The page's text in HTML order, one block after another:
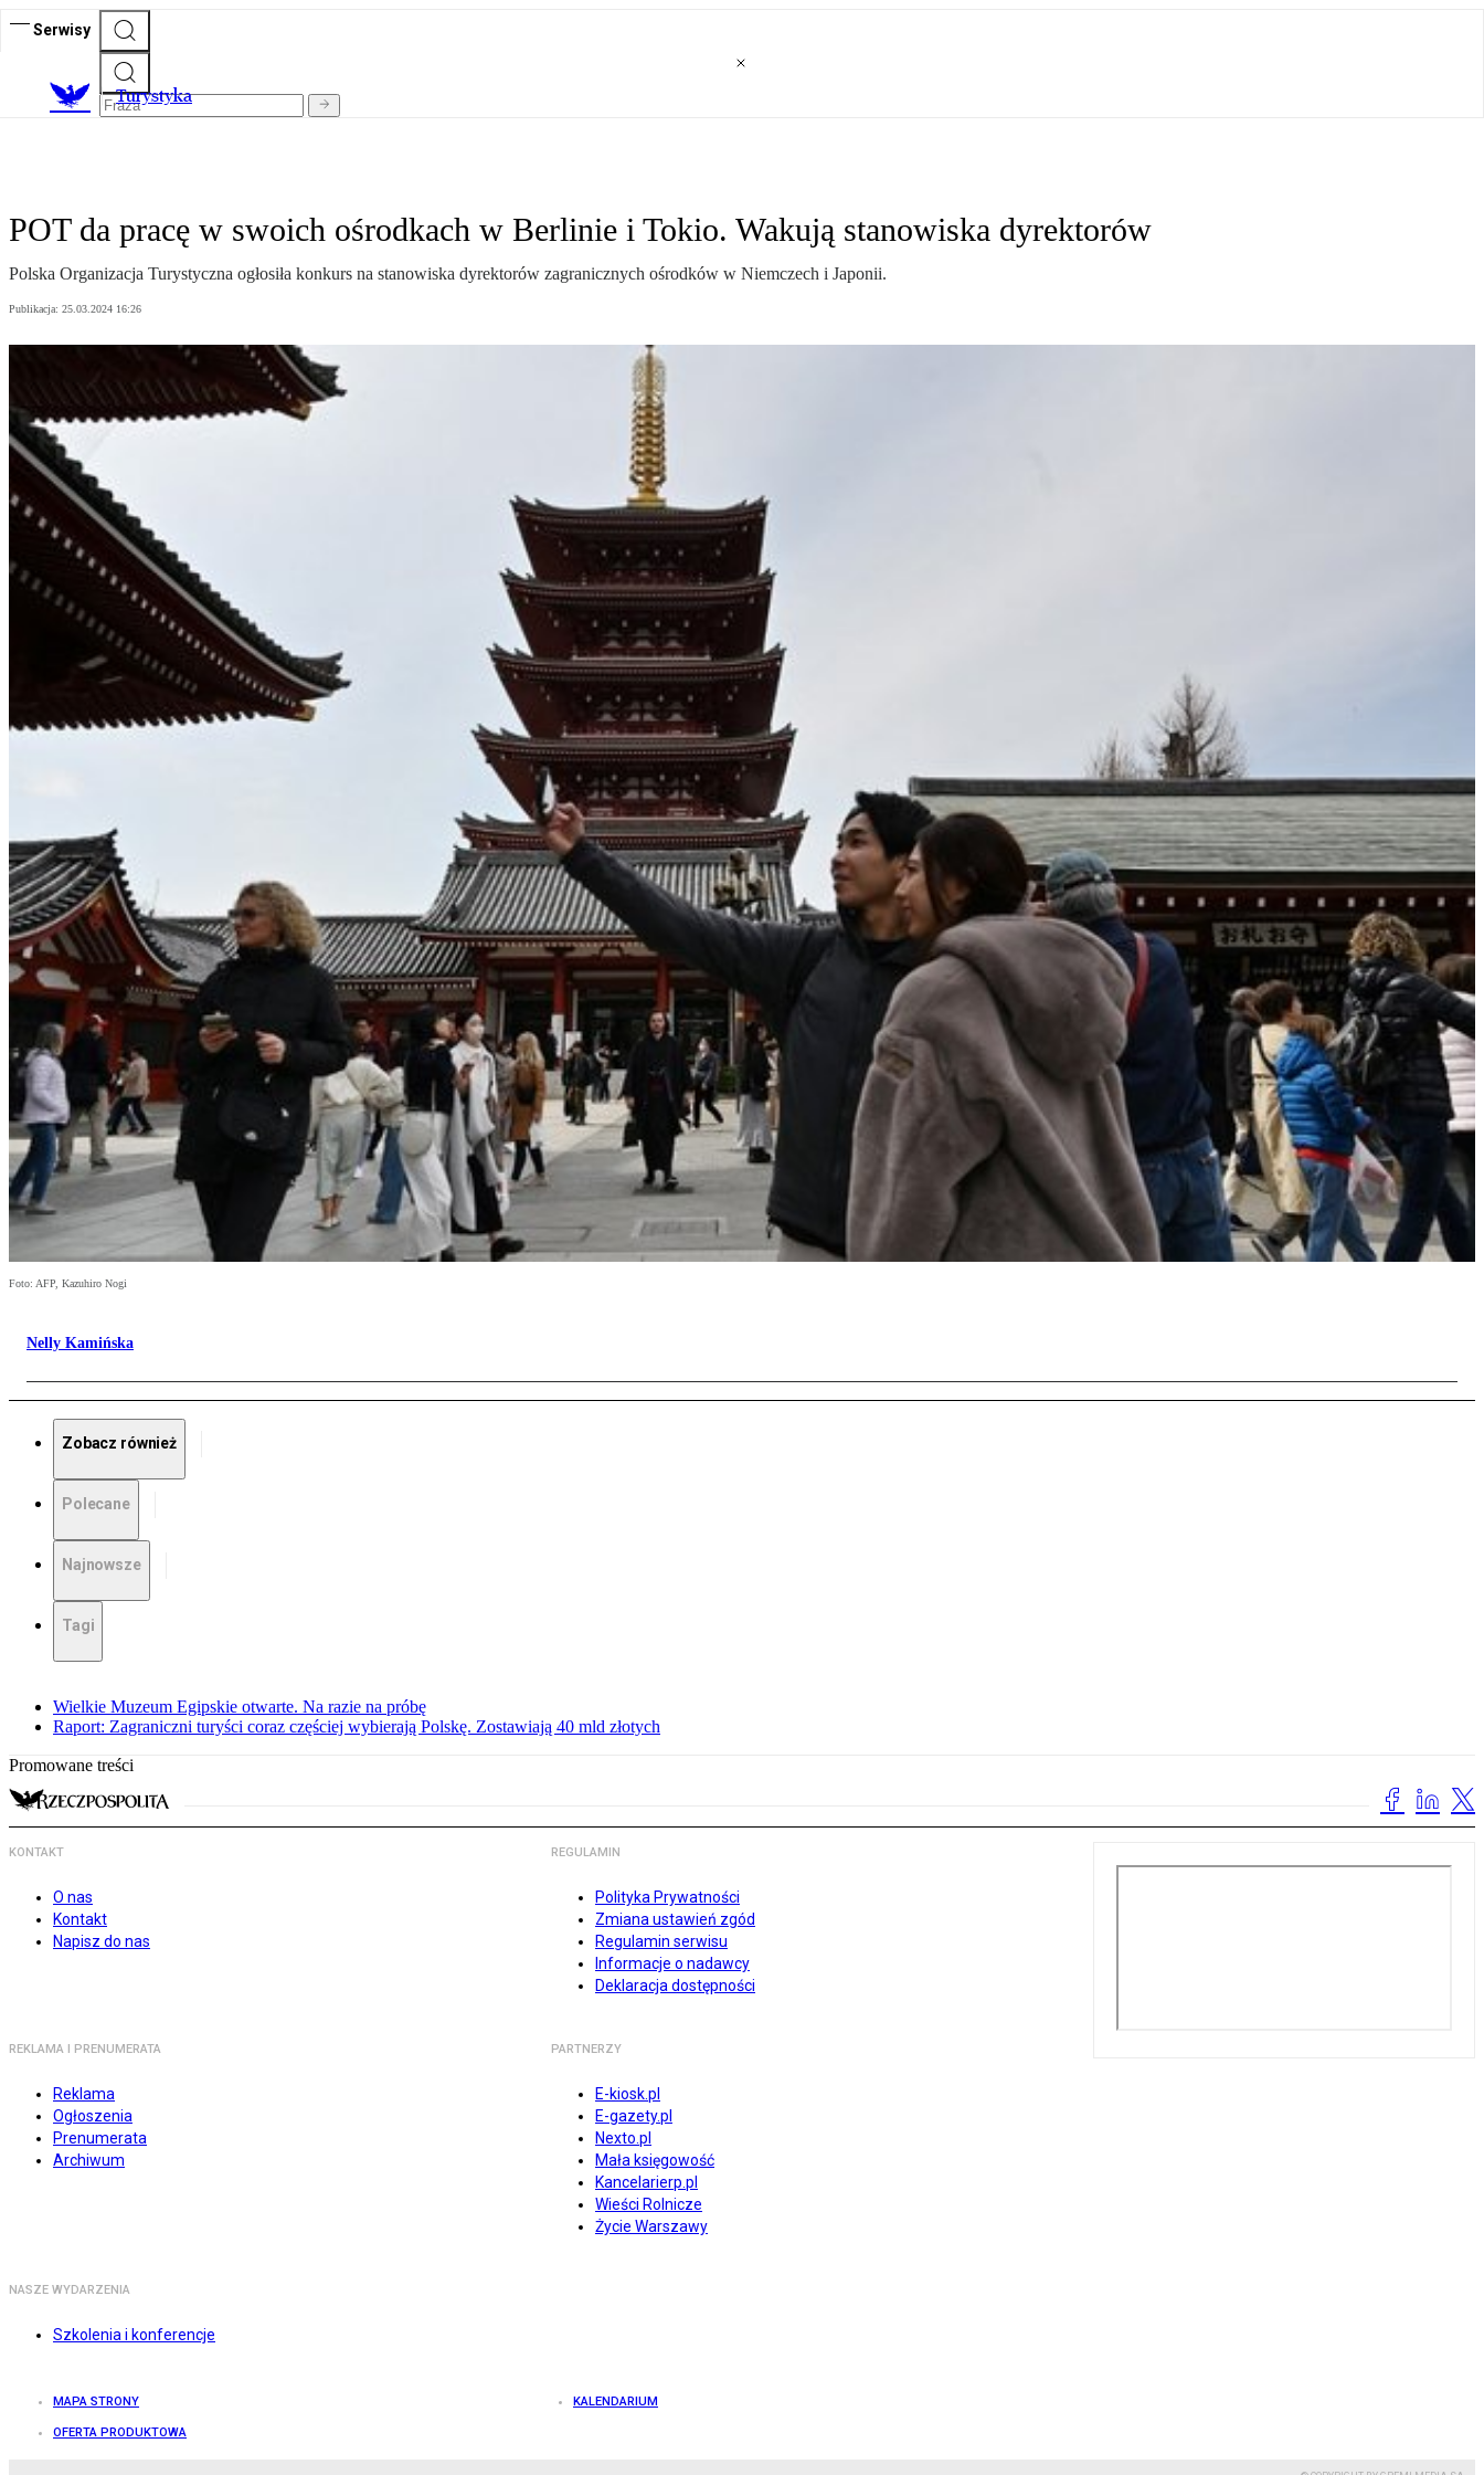
Serwisy
Turystyka
POT da pracę w swoich ośrodkach w Berlinie i Tokio. Wakują stanowiska dyrektorów
Polska Organizacja Turystyczna ogłosiła konkurs na stanowiska dyrektorów zagranicznych ośrodków w Niemczech i Japonii.
Publikacja: 25.03.2024 16:26
Foto: AFP, Kazuhiro Nogi
Nelly Kamińska
Zobacz również
Polecane
Najnowsze
Tagi
Wielkie Muzeum Egipskie otwarte. Na razie na próbę
Raport: Zagraniczni turyści coraz częściej wybierają Polskę. Zostawiają 40 mld złotych
Promowane treści
KONTAKT
O nas
Kontakt
Napisz do nas
REGULAMIN
Polityka Prywatności
Zmiana ustawień zgód
Regulamin serwisu
Informacje o nadawcy
Deklaracja dostępności
REKLAMA I PRENUMERATA
Reklama
Ogłoszenia
Prenumerata
Archiwum
PARTNERZY
E-kiosk.pl
E-gazety.pl
Nexto.pl
Mała księgowość
Kancelarierp.pl
Wieści Rolnicze
Życie Warszawy
NASZE WYDARZENIA
Szkolenia i konferencje
MAPA STRONY KALENDARIUM
OFERTA PRODUKTOWA